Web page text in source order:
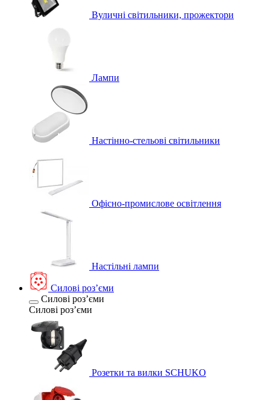
Вуличні світильники, прожектори
Лампи
Настінно-стельові світильники
Офісно-промислове освітлення
Настільні лампи
Силові розʼєми
Силові розʼєми
Силові розʼєми
Розетки та вилки SCHUKO